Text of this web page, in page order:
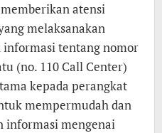
atensi
melaksanakan
tentang nomor
(no. 110 Call Center)
kepada perangkat
mempermudah dan
informasi mengenai